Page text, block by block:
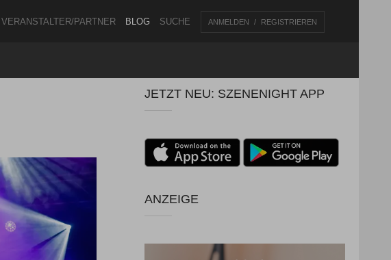
ANMELDEN REGISTRIEREN
VERANSTALTER/PARTNER BLOG SUCHE
JETZT NEU: SZENENIGHT APP
ANZEIGE